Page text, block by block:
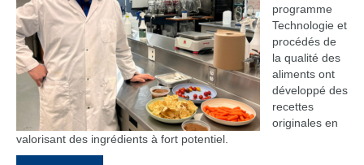
programme
Technologie et
procédés de
la qualité des
aliments ont
développé des
recettes
originales en
valorisant des ingrédients à fort potentiel.